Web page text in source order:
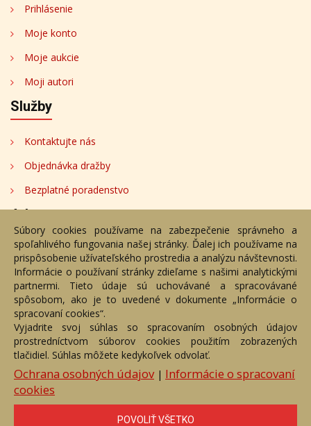
Prihlásenie
Moje konto
Moje aukcie
Moji autori
Služby
Kontaktujte nás
Objednávka dražby
Bezplatné poradenstvo
Adresa
Nižný Hrušov 333, 094 22, Slovenská republika
+421 905 356 921
+421 905 959 101
dartesro@dartesro.sk
Hlavná stránka Aukčný katalóg
Objednávka dražby
Termíny aukcií
Online Aukcia
DARTE AUKČNÁ SPOLOČNOSŤ s.r.o. © 2007 - 2026
Akékoľvek používanie obrazových a textových súčastí tejto stránky je
podmienené výslovným súhlasom jej vlastníka. Všetky práva sú
vyhradené.
Súbory cookies používame na zabezpečenie správneho a
spoľahlivého fungovania našej stránky. Ďalej ich používame na
prispôsobenie užívateľského prostredia a analýzu návštevnosti.
Informácie o používaní stránky zdieľame s našimi analytickými
partnermi. Tieto údaje sú uchovávané a spracovávané
spôsobom, ako je to uvedené v dokumente „Informácie o
spracovaní cookies“.
Vyjadrite svoj súhlas so spracovaním osobných údajov
prostredníctvom súborov cookies použitím zobrazených
tlačidiel. Súhlas môžete kedykoľvek odvolať.
Ochrana osobných údajov| Informácie o spracovaní
cookies
POVOLIŤ VŠETKO